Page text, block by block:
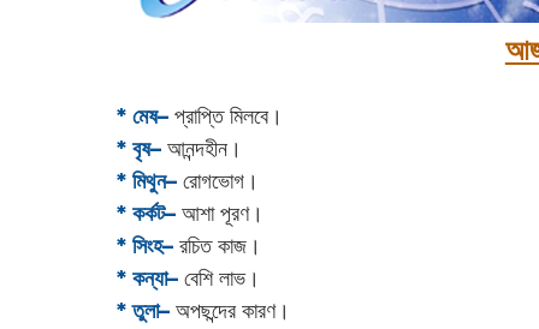
* মেষ– প্রাপ্তি মিলবে।
* বৃষ– আনন্দহীন।
* মিথুন– রোগভোগ।
* কর্কট– আশা পূরণ।
* সিংহ– রচিত কাজ।
* কন্যা– বেশি লাভ।
* তুলা– অপছন্দের কারণ।